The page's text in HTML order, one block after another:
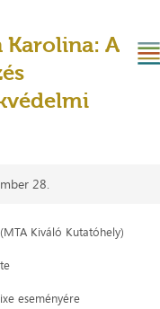
Karolina: A
28.
Kiváló Kutatóhely)
eseményére